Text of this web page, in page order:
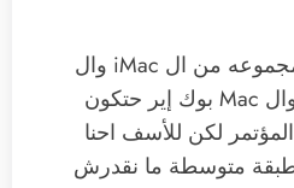
‏جميل انه فيه مجموعه من ال iMac وال
Mac بوك Pro وال Mac بوك إير حتكون
‏لكن للأسف احنا
متوسطة ‏ما نقدرش